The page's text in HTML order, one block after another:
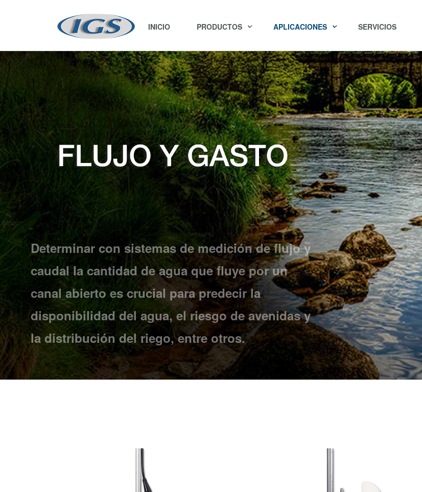
INICIO PRODUCTOS APLICACIONES SERVICIOS
Determinar con sistemas de medición de flujo y
caudal la cantidad de agua que fluye por un
canal abierto es crucial para predecir la
disponibilidad del agua, el riesgo de avenidas y
la distribución del riego, entre otros.